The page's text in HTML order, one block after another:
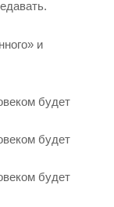
и
будет
будет
будет